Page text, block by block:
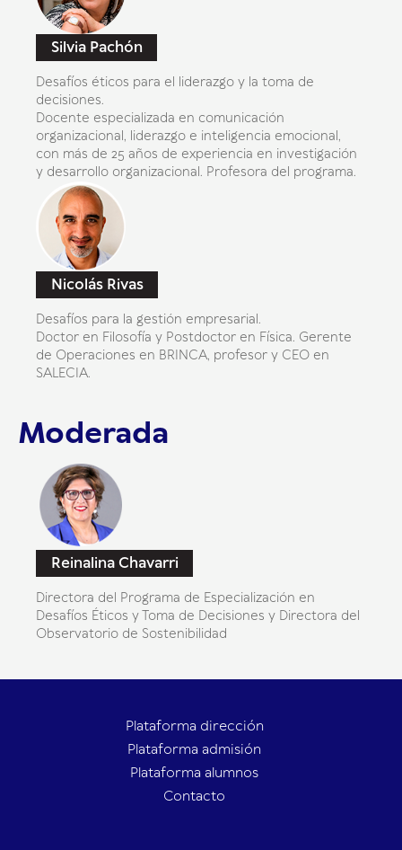
Silvia Pachón
Desafíos éticos para el liderazgo y la toma de
decisiones.
Docente especializada en comunicación
organizacional, liderazgo e inteligencia emocional,
con más de 25 años de experiencia en investigación
y desarrollo organizacional. Profesora del programa.
Nicolás Rivas
Desafíos para la gestión empresarial.
Doctor en Filosofía y Postdoctor en Física. Gerente
de Operaciones en BRINCA, profesor y CEO en
SALECIA.
Moderada
Reinalina Chavarri
Directora del Programa de Especialización en
Desafíos Éticos y Toma de Decisiones y Directora del
Observatorio de Sostenibilidad
Plataforma dirección
Plataforma admisión
Plataforma alumnos
Contacto